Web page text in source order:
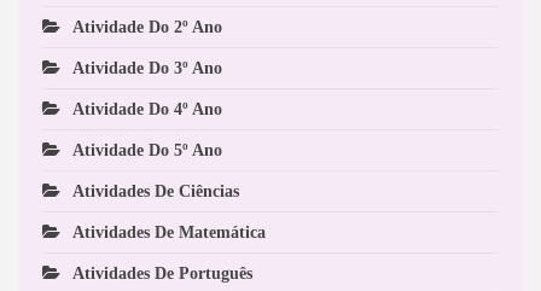
Atividade Do 2º Ano
Atividade Do 3º Ano
Atividade Do 4º Ano
Atividade Do 5º Ano
Atividades De Ciências
Atividades De Matemática
Atividades De Português